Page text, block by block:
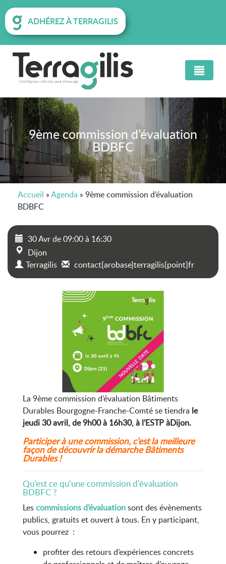
ADHÉREZ À TERRAGILIS
9ème commission d’évaluation
BDBFC
Accueil »Agenda » 9ème commission d’évaluation
BDBFC
30 Avrde09:00à 16:30
Dijon
Terragilis
contact[arobase]terragilis[point]fr
La 9ème commission d’évaluation Bâtiments
Durables Bourgogne-Franche-Comté se tiendra le
jeudi 30 avril, de 9h00 à 16h30, à l’ESTP àDijon.
Participer à une commission, c’est la meilleure
façon de découvrir la démarche Bâtiments
Durables !
Qu’est ce qu’une commission d’évaluation
BDBFC ?
Lescommissions d’évaluationsont des évènements
publics, gratuits et ouvert à tous. En y participant,
vous pourrez :
profiter des retours d’expériences concrets